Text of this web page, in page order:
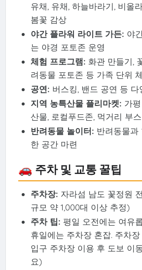
유채, 유채, 하늘바라기, 비올
봄꽃 감상
야간 플라워 라이트 가든: 야
는 야경 포토존 운영
체험 프로그램: 화관 만들기,
려동물 포토존 등 가족 단위
공연: 버스킹, 밴드 공연 등 다
지역 농특산물 플리마켓: 가
산물, 로컬푸드존, 먹거리 부
반려동물 놀이터: 반려동물과
한 공간 마련
🚗 주차 및 교통 꿀팁
주차장: 자라섬 남도 꽃정원
규모 약 1,000대 이상 추정)
주차 팁: 평일 오전에는 여유
휴일에는 주차장 혼잡. 주차
입구 주차장 이용 후 도보 이
요)